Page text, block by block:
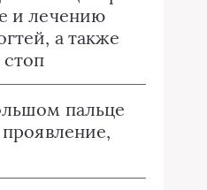
и лечению
а также
пальце